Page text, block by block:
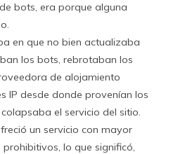
bots, era porque alguna
en que no bien actualizaba
los bots, rebrotaban los
de alojamiento
IP desde donde provenían los
el servicio del sitio.
un servicio con mayor
lo que significó,